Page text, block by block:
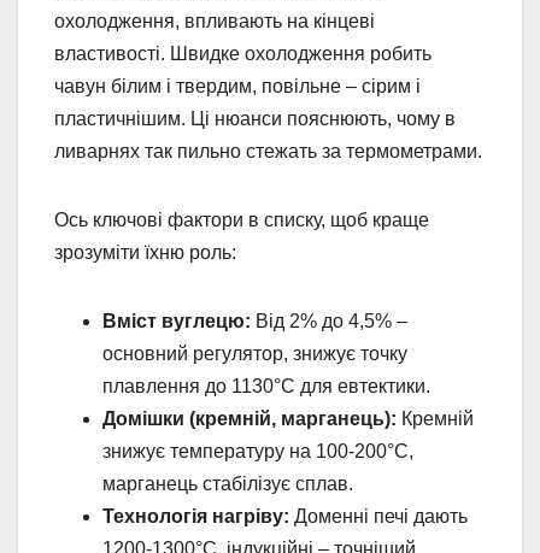
охолодження, впливають на кінцеві
властивості. Швидке охолодження робить
чавун білим і твердим, повільне – сірим і
пластичнішим. Ці нюанси пояснюють, чому в
ливарнях так пильно стежать за термометрами.
Ось ключові фактори в списку, щоб краще
зрозуміти їхню роль:
Вміст вуглецю: Від 2% до 4,5% –
основний регулятор, знижує точку
плавлення до 1130°C для евтектики.
Домішки (кремній, марганець): Кремній
знижує температуру на 100-200°C,
марганець стабілізує сплав.
Технологія нагріву: Доменні печі дають
1200-1300°C, індукційні – точніший